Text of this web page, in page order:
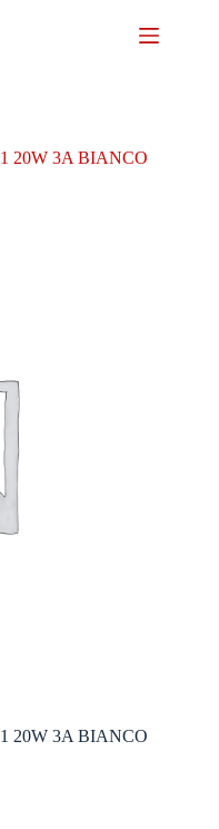
20W 3A BIANCO
20W 3A BIANCO